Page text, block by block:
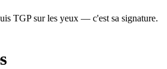
TGP sur les yeux — c'est sa signature.